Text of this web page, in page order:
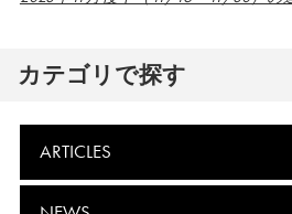
カテゴリで探す
ARTICLES